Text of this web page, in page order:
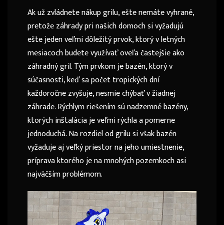
Ak už zvládnete nákup grilu, ešte nemáte vyhrané,
pretože záhrady pri našich domoch si vyžadujú
ešte jeden veľmi dôležitý prvok, ktorý v letných
mesiacoch budete využívať oveľa častejšie ako
záhradný gril. Tým prvkom je bazén, ktorý v
súčasnosti, keď sa počet tropických dní
každoročne zvyšuje, nesmie chýbať v žiadnej
záhrade. Rýchlym riešením sú nadzemnébazény,
ktorých inštalácia je veľmi rýchla a pomerne
jednoduchá. Na rozdiel od grilu si však bazén
vyžaduje aj veľký priestor na jeho umiestnenie,
príprava ktorého je na mnohých pozemkoch asi
najväčším problémom.